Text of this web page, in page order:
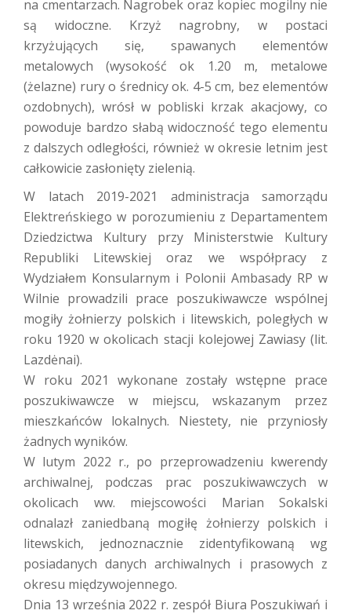
na cmentarzach. Nagrobek oraz kopiec mogilny nie
są widoczne. Krzyż nagrobny, w postaci
krzyżujących się, spawanych elementów
metalowych (wysokość ok 1.20 m, metalowe
(żelazne) rury o średnicy ok. 4-5 cm, bez elementów
ozdobnych), wrósł w pobliski krzak akacjowy, co
powoduje bardzo słabą widoczność tego elementu
z dalszych odległości, również w okresie letnim jest
całkowicie zasłonięty zielenią.
W latach 2019-2021 administracja samorządu
Elektreńskiego w porozumieniu z Departamentem
Dziedzictwa Kultury przy Ministerstwie Kultury
Republiki Litewskiej oraz we współpracy z
Wydziałem Konsularnym i Polonii Ambasady RP w
Wilnie prowadzili prace poszukiwawcze wspólnej
mogiły żołnierzy polskich i litewskich, poległych w
roku 1920 w okolicach stacji kolejowej Zawiasy (lit.
Lazdėnai).
W roku 2021 wykonane zostały wstępne prace
poszukiwawcze w miejscu, wskazanym przez
mieszkańców lokalnych. Niestety, nie przyniosły
żadnych wyników.
W lutym 2022 r., po przeprowadzeniu kwerendy
archiwalnej, podczas prac poszukiwawczych w
okolicach ww. miejscowości Marian Sokalski
odnalazł zaniedbaną mogiłę żołnierzy polskich i
litewskich, jednoznacznie zidentyfikowaną wg
posiadanych danych archiwalnych i prasowych z
okresu międzywojennego.
Dnia 13 września 2022 r. zespół Biura Poszukiwań i